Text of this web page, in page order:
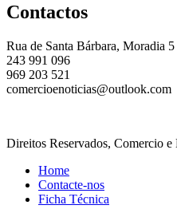
Contactos
Rua de Santa Bárbara, Moradia
243 991 096
969 203 521
comercioenoticias@outlook.com
Direitos Reservados, Comercio
Home
Contacte-nos
Ficha Técnica